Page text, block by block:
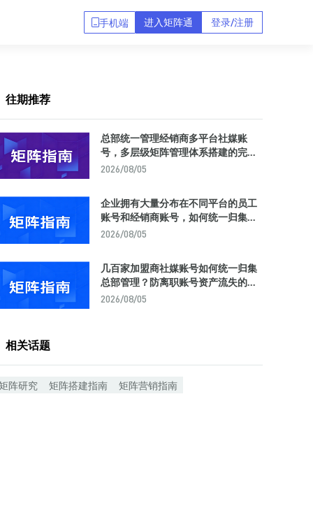
手机端 进入矩阵通 登录/注册
往期推荐
总部统一管理经销商多平台社媒账
号，多层级矩阵管理体系搭建的完整
方法论与工具选型
2026/08/05
企业拥有大量分布在不同平台的员工
账号和经销商账号，如何统一归集到
一个后台实现集中管理？
2026/08/05
几百家加盟商社媒账号如何统一归集
总部管理？防离职账号资产流失的矩
阵中台解决方案
2026/08/05
相关话题
阵研究 矩阵搭建指南 矩阵营销指南